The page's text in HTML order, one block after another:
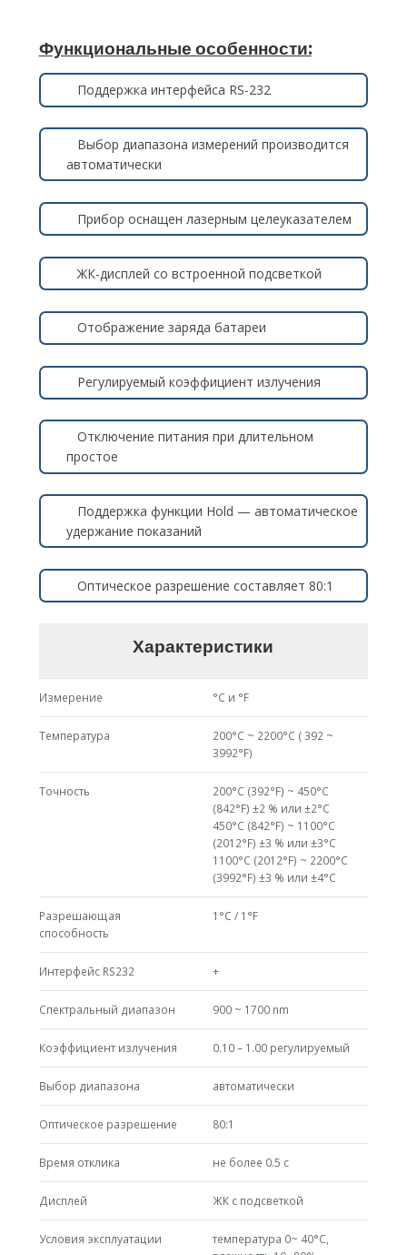
Функциональные особенности:
Поддержка интерфейса RS-232
Выбор диапазона измерений производится
автоматически
Прибор оснащен лазерным целеуказателем
ЖК-дисплей со встроенной подсветкой
Отображение заряда батареи
Регулируемый коэффициент излучения
Отключение питания при длительном
простое
Поддержка функции Hold — автоматическое
удержание показаний
Оптическое разрешение составляет 80:1
Характеристики
Измерение °С и °F
Температура
200°С ~ 2200°С ( 392 ~
3992°F)
Точность
200°С (392°F) ~ 450°С
(842°F) ±2 % или ±2°С
450°С (842°F) ~ 1100°С
(2012°F) ±3 % или ±3°С
1100°С (2012°F) ~ 2200°С
(3992°F) ±3 % или ±4°С
Разрешающая
способность
1°С / 1°F
Интерфейс RS232 +
Спектральный диапазон 900 ~ 1700 nm
Коэффициент излучения 0.10 – 1.00 регулируемый
Выбор диапазона автоматически
Оптическое разрешение 80:1
Время отклика не более 0.5 с
Дисплей ЖК с подсветкой
Условия эксплуатации
температура 0~ 40°С,